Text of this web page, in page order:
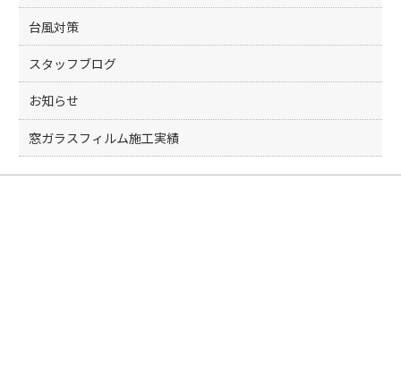
台風対策
スタッフブログ
お知らせ
窓ガラスフィルム施工実績